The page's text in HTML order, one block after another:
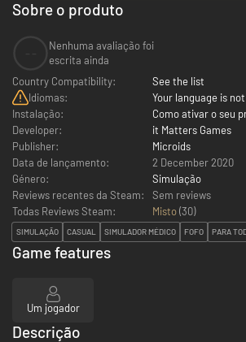
Sobre o produto
Nenhuma avaliação foi
escrita ainda
Country Compatibility:
See the list
Idiomas:
Your language is
Instalação:
Como ativar o seu
Developer:
it Matters Games
Publisher:
Microids
Data de lançamento:
2 December 2020
Género:
Simulação
Reviews recentes da Steam:
Sem reviews
Todas Reviews Steam:
Misto(30)
SIMULAÇÃO CASUAL SIMULADOR MÉDICO FOFO PARA
Game features
Um jogador
Descrição